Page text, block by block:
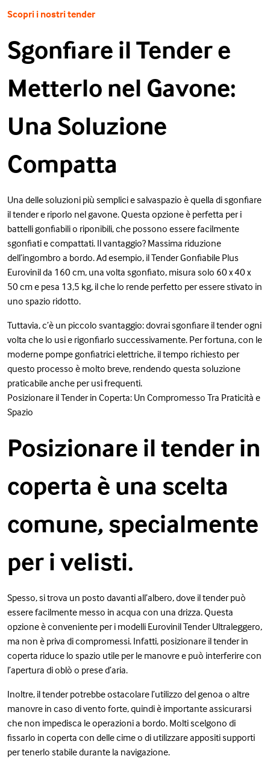
Scopri i nostri tender
Sgonfiare il Tender e
Metterlo nel Gavone:
Una Soluzione
Compatta
Una delle soluzioni più semplici e salvaspazio è quella di sgonfiare
il tender e riporlo nel gavone. Questa opzione è perfetta per i
battelli gonfiabili o riponibili, che possono essere facilmente
sgonfiati e compattati. Il vantaggio? Massima riduzione
dell’ingombro a bordo. Ad esempio, il Tender Gonfiabile Plus
Eurovinil da 160 cm, una volta sgonfiato, misura solo 60 x 40 x
50 cm e pesa 13,5 kg, il che lo rende perfetto per essere stivato in
uno spazio ridotto.
Tuttavia, c’è un piccolo svantaggio: dovrai sgonfiare il tender ogni
volta che lo usi e rigonfiarlo successivamente. Per fortuna, con le
moderne pompe gonfiatrici elettriche, il tempo richiesto per
questo processo è molto breve, rendendo questa soluzione
praticabile anche per usi frequenti.
Posizionare il Tender in Coperta: Un Compromesso Tra Praticità e
Spazio
Posizionare il tender in
coperta è una scelta
comune, specialmente
per i velisti.
Spesso, si trova un posto davanti all’albero, dove il tender può
essere facilmente messo in acqua con una drizza. Questa
opzione è conveniente per i modelli Eurovinil Tender Ultraleggero,
ma non è priva di compromessi. Infatti, posizionare il tender in
coperta riduce lo spazio utile per le manovre e può interferire con
l’apertura di oblò o prese d’aria.
Inoltre, il tender potrebbe ostacolare l’utilizzo del genoa o altre
manovre in caso di vento forte, quindi è importante assicurarsi
che non impedisca le operazioni a bordo. Molti scelgono di
fissarlo in coperta con delle cime o di utilizzare appositi supporti
per tenerlo stabile durante la navigazione.